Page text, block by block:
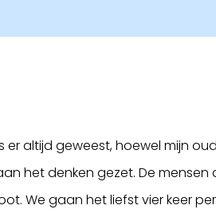
altijd geweest, hoewel mijn
het denken gezet. De mensen
We gaan het liefst vier keer